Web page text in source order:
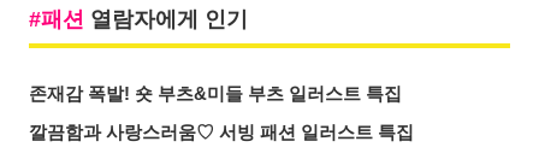
패션 열람자에게 인기
존재감 폭발! 숏 부츠&미들 부츠 일러스트 특집
깔끔함과 사랑스러움♡ 서빙 패션 일러스트 특집